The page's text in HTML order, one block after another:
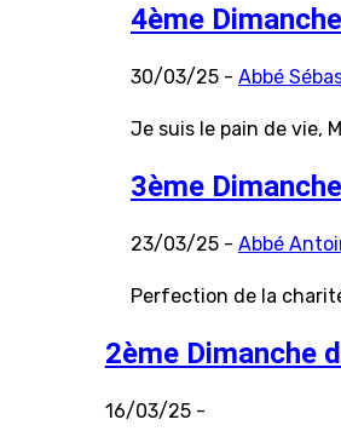
4ème
30/03/25 - Abbé
Je suis le pain de vie,
3ème
23/03/25 - Abbé
Perfection de la
2ème Dimanche
16/03/25 -